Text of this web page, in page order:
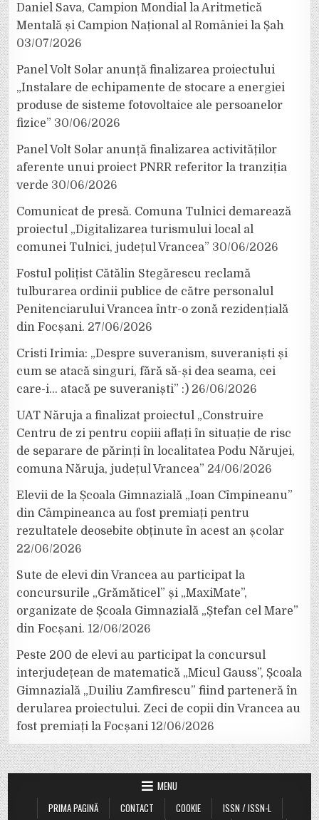
Daniel Sava, Campion Mondial la Aritmetică
Mentală și Campion Național al României la Șah
03/07/2026
Panel Volt Solar anunță finalizarea proiectului
„Instalare de echipamente de stocare a energiei
produse de sisteme fotovoltaice ale persoanelor
fizice” 30/06/2026
Panel Volt Solar anunță finalizarea activităților
aferente unui proiect PNRR referitor la tranziția
verde 30/06/2026
Comunicat de presă. Comuna Tulnici demarează
proiectul „Digitalizarea turismului local al
comunei Tulnici, județul Vrancea” 30/06/2026
Fostul polițist Cătălin Stegărescu reclamă
tulburarea ordinii publice de către personalul
Penitenciarului Vrancea într-o zonă rezidențială
din Focșani. 27/06/2026
Cristi Irimia: „Despre suveranism, suveraniști și
cum se atacă singuri, fără să-și dea seama, cei
care-i… atacă pe suveraniști” :) 26/06/2026
UAT Năruja a finalizat proiectul „Construire
Centru de zi pentru copiii aflați în situație de risc
de separare de părinți în localitatea Podu Nărujei,
comuna Năruja, județul Vrancea” 24/06/2026
Elevii de la Școala Gimnazială „Ioan Cîmpineanu”
din Câmpineanca au fost premiați pentru
rezultatele deosebite obținute în acest an școlar
22/06/2026
Sute de elevi din Vrancea au participat la
concursurile „Grămăticel” și „MaxiMate”,
organizate de Școala Gimnazială „Ștefan cel Mare”
din Focșani. 12/06/2026
Peste 200 de elevi au participat la concursul
interjudețean de matematică „Micul Gauss”, Școala
Gimnazială „Duiliu Zamfirescu” fiind parteneră în
derularea proiectului. Zeci de copii din Vrancea au
fost premiați la Focșani 12/06/2026
MENU
PRIMA PAGINĂ
CONTACT COOKIE
ISSN / ISSN-L